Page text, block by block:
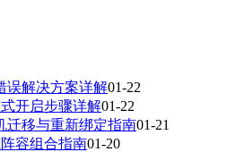
误解决方案详解01-22
开启步骤详解01-22
迁移与重新绑定指南01-21
容组合指南01-20